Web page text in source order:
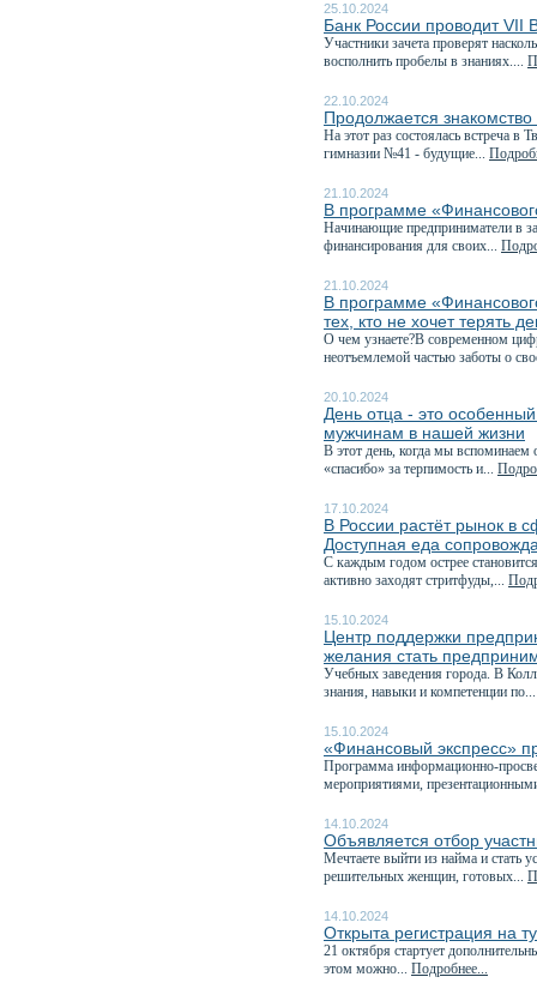
25.10.2024
Банк России проводит VII
Участники зачета проверят
восполнить пробелы в знаниях....
22.10.2024
Продолжается
На этот раз состоялась встреча
гимназии №41 - будущие...
21.10.2024
В программе
Начинающие предприниматели в
финансирования для своих...
21.10.2024
В программе
тех, кто не хочет терять
О чем узнаете?В современном
неотъемлемой частью заботы о
20.10.2024
День отца - это
мужчинам в нашей жизни
В этот день, когда мы вспоминаем
«спасибо» за терпимость и...
17.10.2024
В России растёт рынок в
Доступная еда
С каждым годом острее
активно заходят стритфуды,...
15.10.2024
Центр поддержки
желания стать
Учебных заведения города. В
знания, навыки и компетенции
15.10.2024
«Финансовый экспресс»
Программа информационно-
мероприятиями,
14.10.2024
Объявляется отбор
Мечтаете выйти из найма и
решительных женщин, готовых...
14.10.2024
Открыта регистрация на
21 октября стартует
этом можно... Подробнее...